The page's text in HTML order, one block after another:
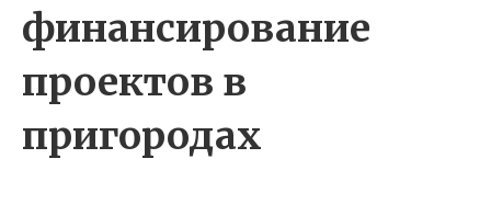
финансирование
проектов в
пригородах